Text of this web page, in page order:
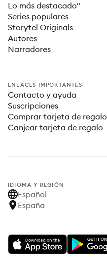
Lo más destacado"
Series populares
Storytel Originals
Autores
Narradores
ENLACES IMPORTANTES
Contacto y ayuda
Suscripciones
Comprar tarjeta de regalo
Canjear tarjeta de regalo
IDIOMA Y REGIÓN
Español
España